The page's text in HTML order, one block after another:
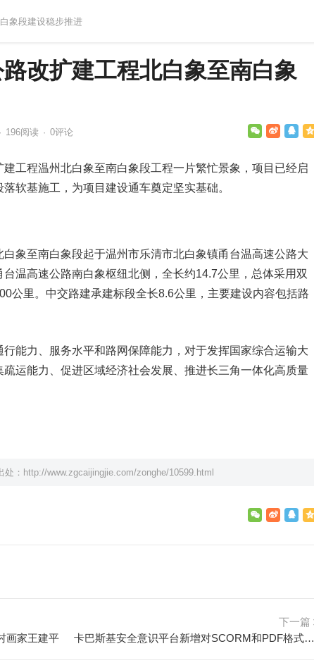
象段建设稳步推进
改扩建工程北白象至南白象
· 196阅读 · 0评论
工程温州北白象至南白象段工程一片繁忙景象，项目已经启
软基施工，为项目建设通车奠定坚实基础。
象至南白象段起于温州市乐清市北白象镇甬台温高速公路大
温高速公路南白象枢纽北侧，全长约14.7公里，总体采用双
公里。中交路建承建标段全长8.6公里，主要建设内容包括路
能力、服务水平和路网保障能力，对于发挥国家综合运输大
运能力、促进区域经济社会发展、推进长三角一体化高质量
： http://www.zgcaijingjie.com/zonghe/10599.html
画家王建平
下一篇
卡巴斯基安全意识平台新增对SCORM和PDF格式的支持